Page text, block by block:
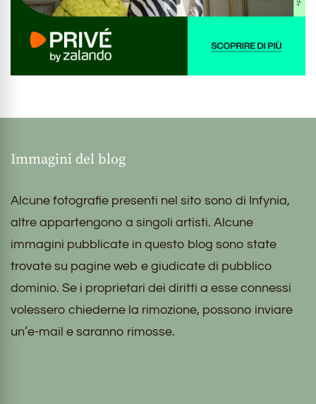
Immagini del blog
Alcune fotografie presenti nel sito sono di Infynia,
altre appartengono a singoli artisti. Alcune
immagini pubblicate in questo blog sono state
trovate su pagine web e giudicate di pubblico
dominio. Se i proprietari dei diritti a esse connessi
volessero chiederne la rimozione, possono inviare
un’e-mail e saranno rimosse.